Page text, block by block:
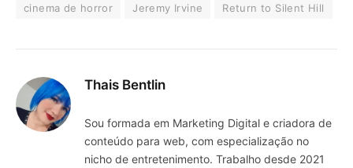
cinema de horror
Jeremy Irvine Return to Silent Hill
Thais Bentlin
Sou formada em Marketing Digital e criadora de
conteúdo para web, com especialização no
nicho de entretenimento. Trabalho desde 2021